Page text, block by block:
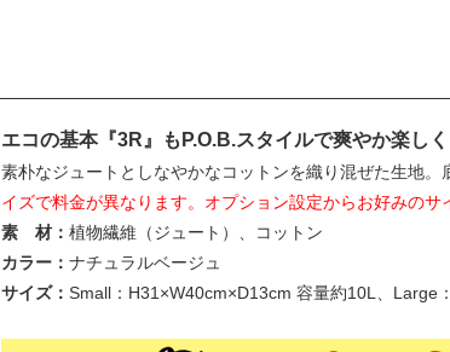
エコの基本『3R』もP.O.B.スタイルで爽やか楽し
素朴なジュートとしなやかなコットンを織り混ぜた生地
イズで料金が異なります。オプション設定からお好みのサ
素 材： 植物繊維（ジュート）、コットン
カラー： ナチュラルベージュ
サイズ： Small：H31×W40cm×D13cm 容量約10L、Large